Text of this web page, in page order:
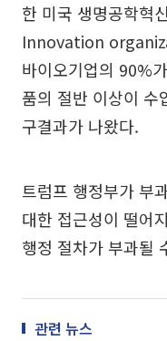
한 미국 생명공학
Innovation
바이오기업의 90%
품의 절반 이상이 수
구결과가 나왔다.
트럼프 행정부가 부
대한 접근성이 떨어
행정 절차가 부과될
관련 뉴스